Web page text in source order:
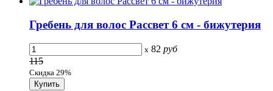
Гребень для волос Рассвет 6 см - бижутерия
x 82 руб
115
Скидка 29%